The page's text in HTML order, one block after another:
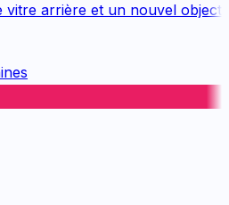
arrière et un nouvel objectif,